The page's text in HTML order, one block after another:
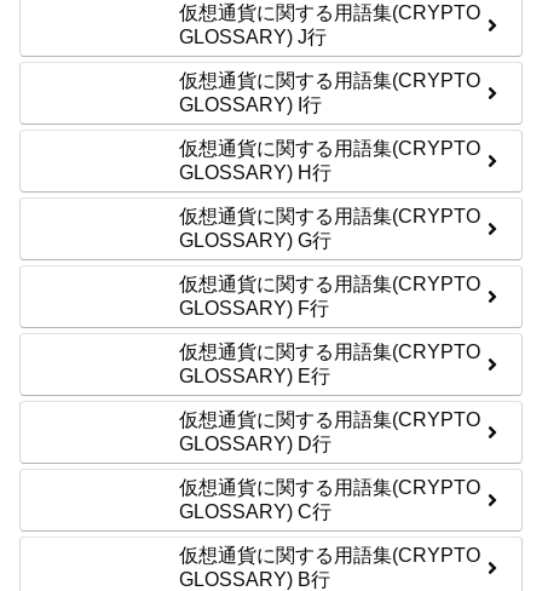
仮想通貨に関する用語集(CRYPTO
GLOSSARY) J行
仮想通貨に関する用語集(CRYPTO
GLOSSARY) I行
仮想通貨に関する用語集(CRYPTO
GLOSSARY) H行
仮想通貨に関する用語集(CRYPTO
GLOSSARY) G行
仮想通貨に関する用語集(CRYPTO
GLOSSARY) F行
仮想通貨に関する用語集(CRYPTO
GLOSSARY) E行
仮想通貨に関する用語集(CRYPTO
GLOSSARY) D行
仮想通貨に関する用語集(CRYPTO
GLOSSARY) C行
仮想通貨に関する用語集(CRYPTO
GLOSSARY) B行